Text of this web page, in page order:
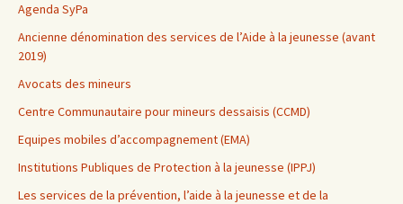
Agenda SyPa
Ancienne dénomination des services de l’Aide à la jeunesse (avant
2019)
Avocats des mineurs
Centre Communautaire pour mineurs dessaisis (CCMD)
Equipes mobiles d’accompagnement (EMA)
Institutions Publiques de Protection à la jeunesse (IPPJ)
Les services de la prévention, l’aide à la jeunesse et de la